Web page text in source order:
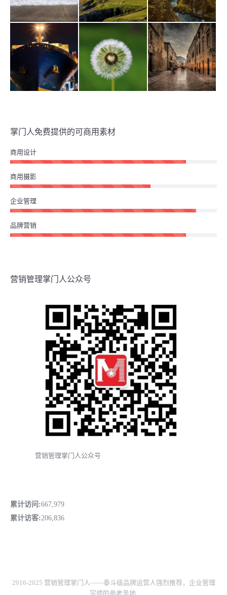
掌门人免费提供的可商用素材
商用设计
商用摄影
企业管理
品牌营销
营销管理掌门人公众号
营销管理掌门人公众号
累计访问:667,979
累计访客:206,836
2016-2025 营销管理掌门人——泰斗级品牌运营人强烈推荐，企业管理
宗师的参考圣地.